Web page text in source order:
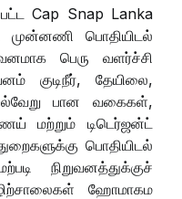
Cap Snap Lanka
முன்னணி பொதியிடல்
பெரு வளர்ச்சி
குடிநீர், தேயிலை,
பான வகைகள்,
மற்றும் டிடெர்ஜன்ட்
பொதியிடல்
நிறுவனத்துக்குச்
ஹோமாகம